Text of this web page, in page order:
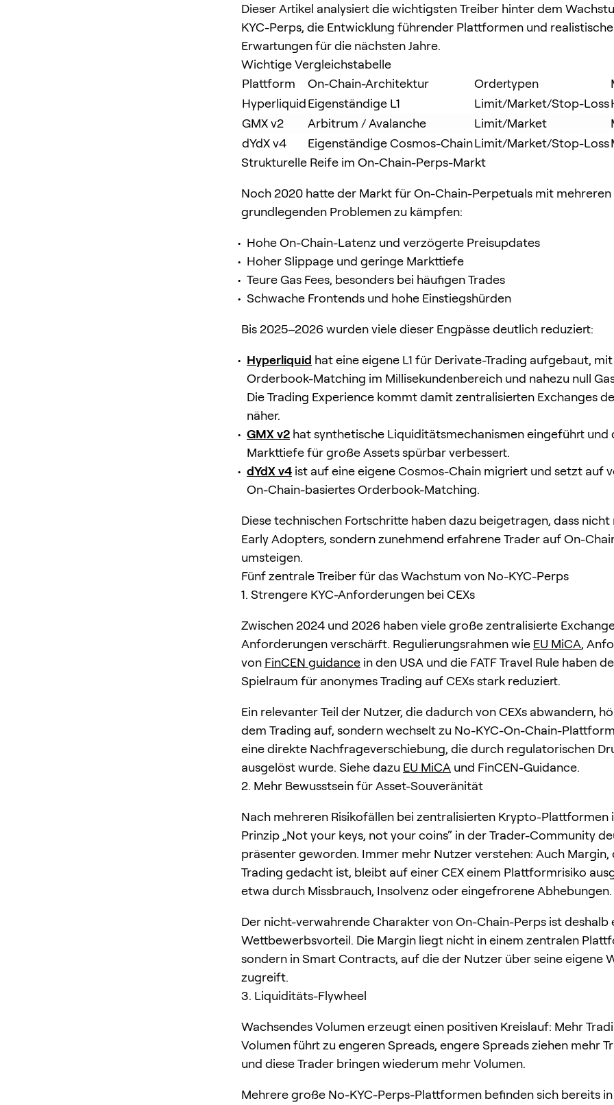
Dieser Artikel analysiert die wichtigsten Treiber hinter dem
KYC-Perps, die Entwicklung führender Plattformen und realistische
Erwartungen für die nächsten Jahre.
Wichtige Vergleichstabelle
Plattform
On-Chain-Architektur Ordertypen
HyperliquidEigenständige L1 Limit/Market/Stop-Loss
GMX v2
Arbitrum / Avalanche Limit/Market
dYdX v4
Eigenständige Cosmos-ChainLimit/Market/Stop-Loss
Strukturelle Reife im On-Chain-Perps-Markt
Noch 2020 hatte der Markt für On-Chain-Perpetuals mit mehreren
grundlegenden Problemen zu kämpfen:
Hohe On-Chain-Latenz und verzögerte Preisupdates
Hoher Slippage und geringe Markttiefe
Teure Gas Fees, besonders bei häufigen Trades
Schwache Frontends und hohe Einstiegshürden
Bis 2025–2026 wurden viele dieser Engpässe deutlich reduziert:
Hyperliquid hat eine eigene L1 für Derivate-Trading aufgebaut,
Orderbook-Matching im Millisekundenbereich und nahezu null
Die Trading Experience kommt damit zentralisierten Exchanges
näher.
GMX v2 hat synthetische Liquiditätsmechanismen eingeführt und
Markttiefe für große Assets spürbar verbessert.
dYdX v4 ist auf eine eigene Cosmos-Chain migriert und setzt auf
On-Chain-basiertes Orderbook-Matching.
Diese technischen Fortschritte haben dazu beigetragen, dass nicht
Early Adopters, sondern zunehmend erfahrene Trader auf On-
umsteigen.
Fünf zentrale Treiber für das Wachstum von No-KYC-Perps
1. Strengere KYC-Anforderungen bei CEXs
Zwischen 2024 und 2026 haben viele große zentralisierte
Anforderungen verschärft. Regulierungsrahmen wie EU MiCA,
von FinCEN guidance in den USA und die FATF Travel Rule haben
Spielraum für anonymes Trading auf CEXs stark reduziert.
Ein relevanter Teil der Nutzer, die dadurch von CEXs abwandern,
dem Trading auf, sondern wechselt zu No-KYC-On-Chain-
eine direkte Nachfrageverschiebung, die durch regulatorischen
ausgelöst wurde. Siehe dazu EU MiCA und FinCEN-Guidance.
2. Mehr Bewusstsein für Asset-Souveränität
Nach mehreren Risikofällen bei zentralisierten Krypto-Plattformen
Prinzip „Not your keys, not your coins“ in der Trader-Community
präsenter geworden. Immer mehr Nutzer verstehen: Auch Margin,
Trading gedacht ist, bleibt auf einer CEX einem Plattformrisiko
etwa durch Missbrauch, Insolvenz oder eingefrorene Abhebungen.
Der nicht-verwahrende Charakter von On-Chain-Perps ist deshalb
Wettbewerbsvorteil. Die Margin liegt nicht in einem zentralen
sondern in Smart Contracts, auf die der Nutzer über seine eigene
zugreift.
3. Liquiditäts-Flywheel
Wachsendes Volumen erzeugt einen positiven Kreislauf: Mehr
Volumen führt zu engeren Spreads, engere Spreads ziehen mehr
und diese Trader bringen wiederum mehr Volumen.
Mehrere große No-KYC-Perps-Plattformen befinden sich bereits